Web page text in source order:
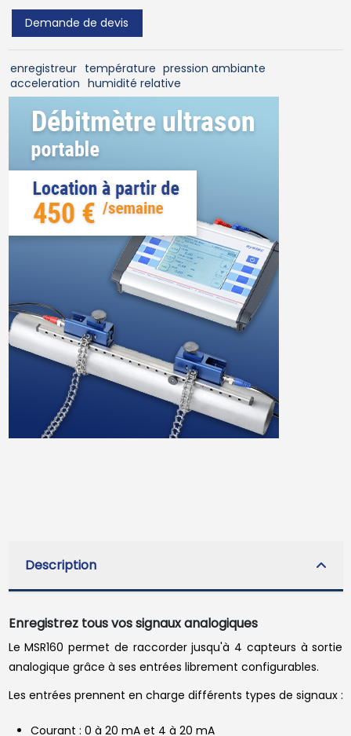
Demande de devis
enregistreur température pression ambiante
acceleration humidité relative
Description
Enregistrez tous vos signaux analogiques
Le MSR160 permet de raccorder jusqu'à 4 capteurs à sortie
analogique grâce à ses entrées librement configurables.
Les entrées prennent en charge différents types de signaux :
Courant : 0 à 20 mA et 4 à 20 mA